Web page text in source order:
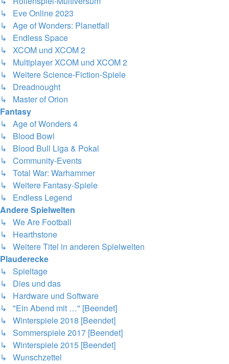
↳ Eve Online 2023
↳ Age of Wonders: Planetfall
↳ Endless Space
↳ XCOM und XCOM 2
↳ Multiplayer XCOM und XCOM 2
↳ Weitere Science-Fiction-Spiele
↳ Dreadnought
↳ Master of Orion
Fantasy
↳ Age of Wonders 4
↳ Blood Bowl
↳ Blood Bull Liga & Pokal
↳ Community-Events
↳ Total War: Warhammer
↳ Weitere Fantasy-Spiele
↳ Endless Legend
Andere Spielwelten
↳ We Are Football
↳ Hearthstone
↳ Weitere Titel in anderen Spielwelten
Plauderecke
↳ Spieltage
↳ Dies und das
↳ Hardware und Software
↳ "Ein Abend mit …" [Beendet]
↳ Winterspiele 2018 [Beendet]
↳ Sommerspiele 2017 [Beendet]
↳ Winterspiele 2015 [Beendet]
↳ Wunschzettel